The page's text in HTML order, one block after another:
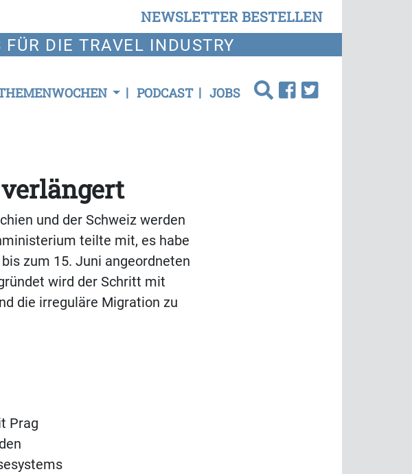
NEWSLETTER BESTELLEN
DIE TRAVEL INDUSTRY
PODCAST JOBS
und der Schweiz werden
teilte mit, es habe
zum 15. Juni angeordneten
wird der Schritt mit
die irreguläre Migration zu
Prag